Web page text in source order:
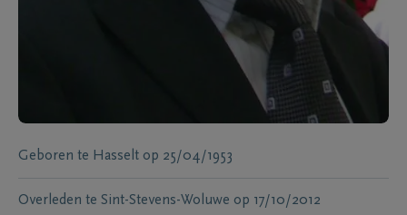
Geboren te Hasselt op 25/04/1953
Overleden te Sint-Stevens-Woluwe op 17/10/2012